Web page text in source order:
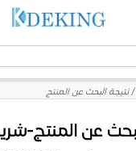
نتيجة البحث عن المنتج